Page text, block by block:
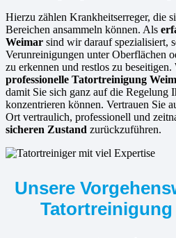
Hierzu zählen Krankheitserreger, die
Bereichen ansammeln können. Als
Weimar sind wir darauf spezialisiert,
Verunreinigungen unter Oberflächen
zu erkennen und restlos zu
professionelle Tatortreinigung
damit Sie sich ganz auf die Regelung
konzentrieren können. Vertrauen Sie
Ort vertraulich, professionell und
sicheren Zustand zurückzuführen.
Unsere